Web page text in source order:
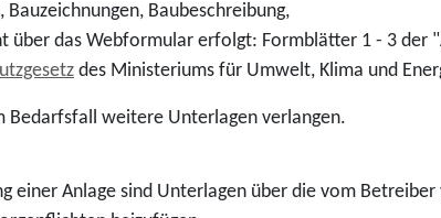
Bauzeichnungen, Baubeschreibung,
über das Webformular erfolgt: Formblätter 1 - 3 der
des Ministeriums für Umwelt, Klima und
Bedarfsfall weitere Unterlagen verlangen.
einer Anlage sind Unterlagen über die vom